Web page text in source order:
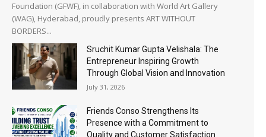
Foundation (GFWF), in collaboration with World Art Gallery
(WAG), Hyderabad, proudly presents ART WITHOUT
BORDERS...
Sruchit Kumar Gupta Velishala: The
Entrepreneur Inspiring Growth
Through Global Vision and Innovation
July 31, 2026
Friends Conso Strengthens Its
Presence with a Commitment to
Quality and Customer Satisfaction